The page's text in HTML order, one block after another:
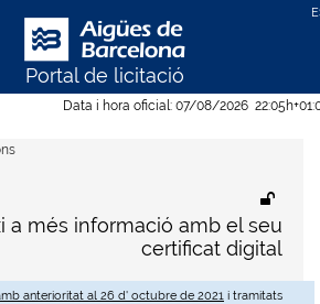
Data i hora oficial: 07/08/2026 22:05h
anterioritat al 26 d' octubre de 2021 i tramitats
Portal de licitació
a més informació amb el seu
certificat digital